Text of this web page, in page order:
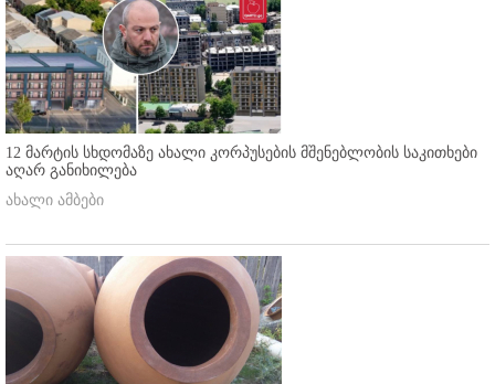
12 მარტის სხდომაზე ახალი კორპუსების მშენებლობის საკითხები
აღარ განიხილება
ახალი ამბები